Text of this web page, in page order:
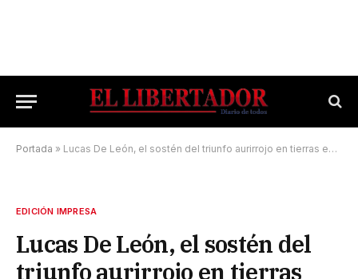
Portada » Lucas De León, el sostén del triunfo aurirrojo en tierras entrerrianas
EDICIÓN IMPRESA
Lucas De León, el sostén del
triunfo aurirrojo en tierras